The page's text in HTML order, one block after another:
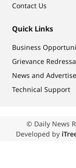
Contact Us
Quick Links
Business
Grievance
News and
Technical Support
© Daily News
Developed by